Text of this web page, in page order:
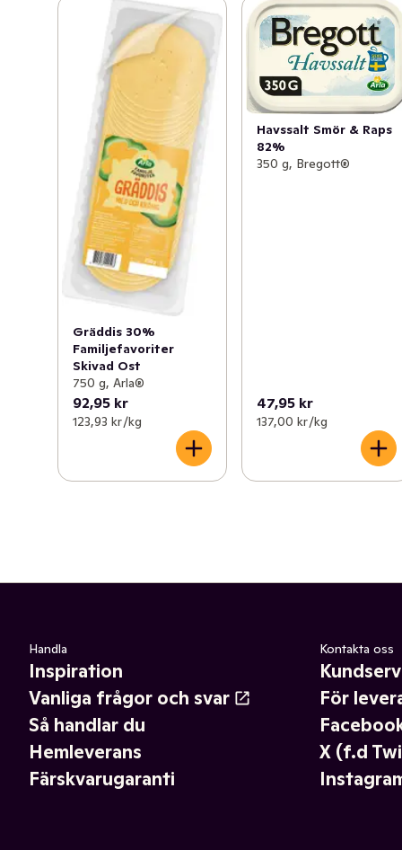
Gräddis 30%
Familjefavoriter
Skivad Ost
750 g, Arla®
92,95 kr
123,93 kr /kg
Havssalt Smör & Raps
82%
350 g, Bregott®
47,95 kr
137,00 kr /kg
Handla
Inspiration
Vanliga frågor och svar
Så handlar du
Hemleverans
Färskvarugaranti
Kontakta oss
För
X (f.d